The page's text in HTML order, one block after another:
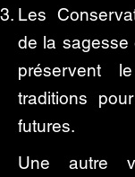
Les
de la sagesse
préservent
traditions
futures.
Une autre